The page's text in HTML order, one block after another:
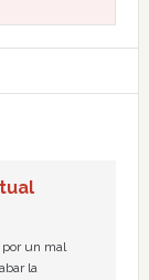
por un mal
la